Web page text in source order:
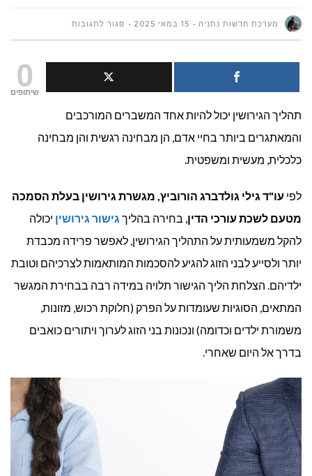
מערכת חדשות נתניה 15 במאי 2025 סגור לתגובותעל
מגשר
0
שיתופים
תהליך הגירושין יכול להיות אחד המשברים המורכבים
והמאתגרים ביותר בחיי אדם, הן מבחינה רגשית והן מבחינה
כלכלית, מעשית ומשפטית.
לפי עו"ד גילי גולדברג הורוביץ, מגשרת גירושין בעלת הסמכה
מטעם לשכת עורכי הדין, בחירה בהליך גישור גירושין יכולה
להקל משמעותית על התהליך הגירושין, לאפשר פרידה מכבדת
יותר ולסייע לבני הזוג להגיע להסכמות המותאמות לצרכיהם וטובת
ילדיהם. הצלחת הליך הגישור תלויה במידה רבה בבחירת המגשר
המתאים, הסוגיות שעומדות על הפרק (חלוקת רכוש, מזונות,
משמורת ילדים וכדומה) ונכונות בני הזוג לערוך ויתורים כואבים
בדרך אל היום שאחרי.